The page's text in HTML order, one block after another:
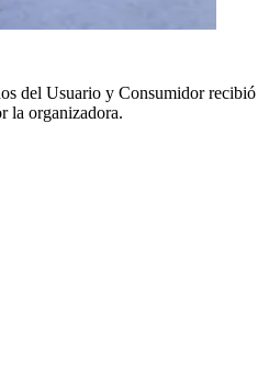
del Usuario y Consumidor recibió
la organizadora.